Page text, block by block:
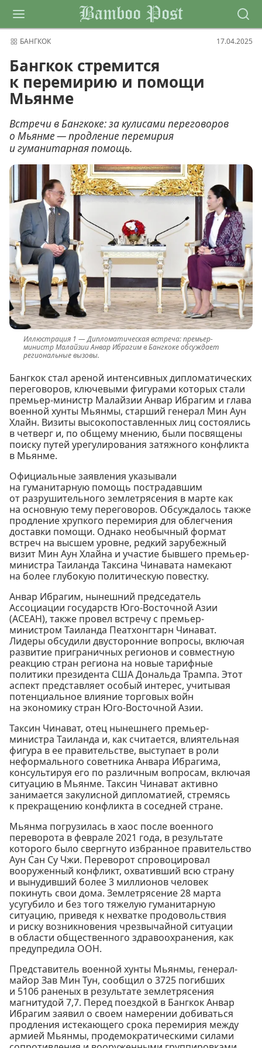
Bamboo Post
БАНГКОК 17.04.2025
Бангкок стремится
к перемирию и помощи
Мьянме
Встречи в Бангкоке: за кулисами переговоров
о Мьянме — продление перемирия
и гуманитарная помощь.
Дипломатическая встреча: премьер-
министр Малайзии Анвар Ибрагим в Бангкоке обсуждает
региональные вызовы.
Бангкок стал ареной интенсивных дипломатических
переговоров, ключевыми фигурами которых стали
премьер-министр Малайзии Анвар Ибрагим и глава
военной хунты Мьянмы, старший генерал Мин Аун
Хлайн. Визиты высокопоставленных лиц состоялись
в четверг и, по общему мнению, были посвящены
поиску путей урегулирования затяжного конфликта
в Мьянме.
Официальные заявления указывали
на гуманитарную помощь пострадавшим
от разрушительного землетрясения в марте как
на основную тему переговоров. Обсуждалось также
продление хрупкого перемирия для облегчения
доставки помощи. Однако необычный формат
встреч на высшем уровне, редкий зарубежный
визит Мин Аун Хлайна и участие бывшего премьер-
министра Таиланда Таксина Чинавата намекают
на более глубокую политическую повестку.
Анвар Ибрагим, нынешний председатель
Ассоциации государств Юго-Восточной Азии
(АСЕАН), также провел встречу с премьер-
министром Таиланда Пеатхонгтарн Чинават.
Лидеры обсудили двусторонние вопросы, включая
развитие приграничных регионов и совместную
реакцию стран региона на новые тарифные
политики президента США Дональда Трампа. Этот
аспект представляет особый интерес, учитывая
потенциальное влияние торговых войн
на экономику стран Юго-Восточной Азии.
Таксин Чинават, отец нынешнего премьер-
министра Таиланда и, как считается, влиятельная
фигура в ее правительстве, выступает в роли
неформального советника Анвара Ибрагима,
консультируя его по различным вопросам, включая
ситуацию в Мьянме. Таксин Чинават активно
занимается закулисной дипломатией, стремясь
к прекращению конфликта в соседней стране.
Мьянма погрузилась в хаос после военного
переворота в феврале 2021 года, в результате
которого было свергнуто избранное правительство
Аун Сан Су Чжи. Переворот спровоцировал
вооруженный конфликт, охвативший всю страну
и вынудивший более 3 миллионов человек
покинуть свои дома. Землетрясение 28 марта
усугубило и без того тяжелую гуманитарную
ситуацию, приведя к нехватке продовольствия
и риску возникновения чрезвычайной ситуации
в области общественного здравоохранения, как
предупредила ООН.
Представитель военной хунты Мьянмы, генерал-
майор Зав Мин Тун, сообщил о 3725 погибших
и 5106 раненых в результате землетрясения
магнитудой 7,7. Перед поездкой в Бангкок Анвар
Ибрагим заявил о своем намерении добиваться
продления истекающего срока перемирия между
армией Мьянмы, продемократическими силами